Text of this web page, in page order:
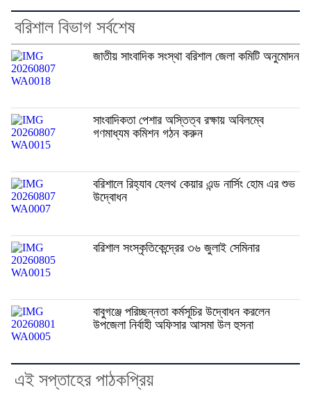
বরিশাল বিভাগ সর্বশেষ
জাতীয় সাংবাদিক সংস্থা বরিশাল জেলা কমিটি অনুমোদন
সাংবাদিকতা পেশার অস্তিত্ব রক্ষায় অবিলম্বে
গণমাধ্যম কমিশন গঠন করুন
বরিশালে রিহ্যাব হেলথ কেয়ার এন্ড নার্সিং হোম এর শুভ
উদ্বোধন
বরিশাল সংস্কৃতিকেন্দ্রের ৩৬ জুলাই সেমিনার
বাবুগঞ্জে পরিচ্ছন্নতা কর্মসূচির উদ্বোধন করলেন
উপজেলা নির্বাহী অফিসার আসমা উল হুসনা
এই সপ্তাহের পাঠকপ্রিয়